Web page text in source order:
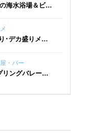
海水浴場＆ビー
･デカ盛りメニ
・バー
リングバレー豊